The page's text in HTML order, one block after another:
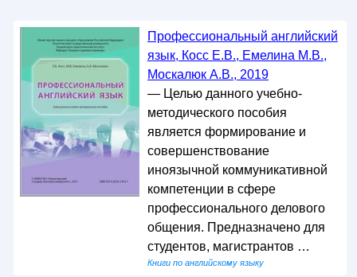
Профессиональный английский
язык, Косс Е.В., Емелина М.В.,
Москалюк А.В., 2019
— Целью данного учебно-
методического пособия
является формирование и
совершенствование
иноязычной коммуникативной
компетенции в сфере
профессионального делового
общения. Предназначено для
студентов, магистрантов …
Книги по английскому языку